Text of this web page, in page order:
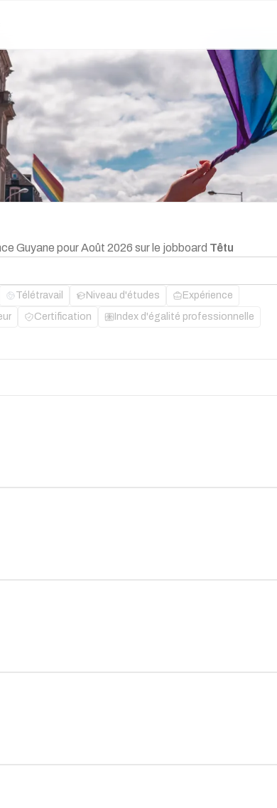
Guyane pour Août 2026 sur le jobboard Têtu
Télétravail Niveau d'études Expérience
Certification Index d'égalité professionnelle